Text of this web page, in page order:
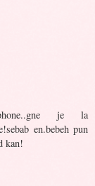
je la
en.bebeh pun
kan!